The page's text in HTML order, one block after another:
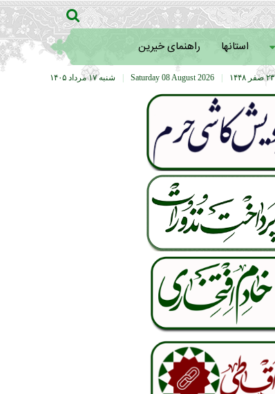
استانها راهنمای خیرین
شنبه ۱۷ مرداد ۱۴۰۵ Saturday 08 August 2026 ۲۳ صفر ۱۴۴۸